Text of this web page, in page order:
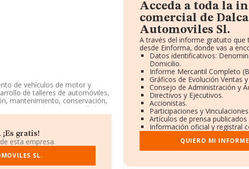
de vehículos de motor y
de talleres de automóviles,
mantenimiento, conservación,
Mercantil como Sociedad
cuyo Código es 9531. La
social establecido en Calle
empresas, en el ámbito
gratis!
esta empresa.
SL.
Acceda a toda la
comercial de
Automoviles Sl.
A través del informe gratuito que
desde Einforma, donde vas a
Datos identificativos:
Domicilio.
Informe Mercantil Completo
Gráficos de Evolución Ventas
Consejo de Administración y
Directivos y Ejecutivos.
Accionistas.
Participaciones y
Artículos de prensa
Información oficial y registral
QUIERO MI